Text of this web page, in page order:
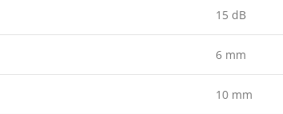
15 dB
6 mm
10 mm